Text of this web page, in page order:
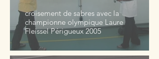
croisement de sabres avec la
championne olympique Laure
Fleissel Périgueux 2005